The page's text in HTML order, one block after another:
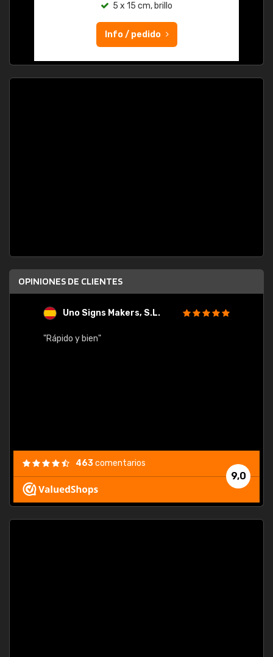
5 x 15 cm, brillo
Info / pedido
OPINIONES DE CLIENTES
Uno Signs Makers, S.L.
"Rápido y bien"
9,0
463comentarios